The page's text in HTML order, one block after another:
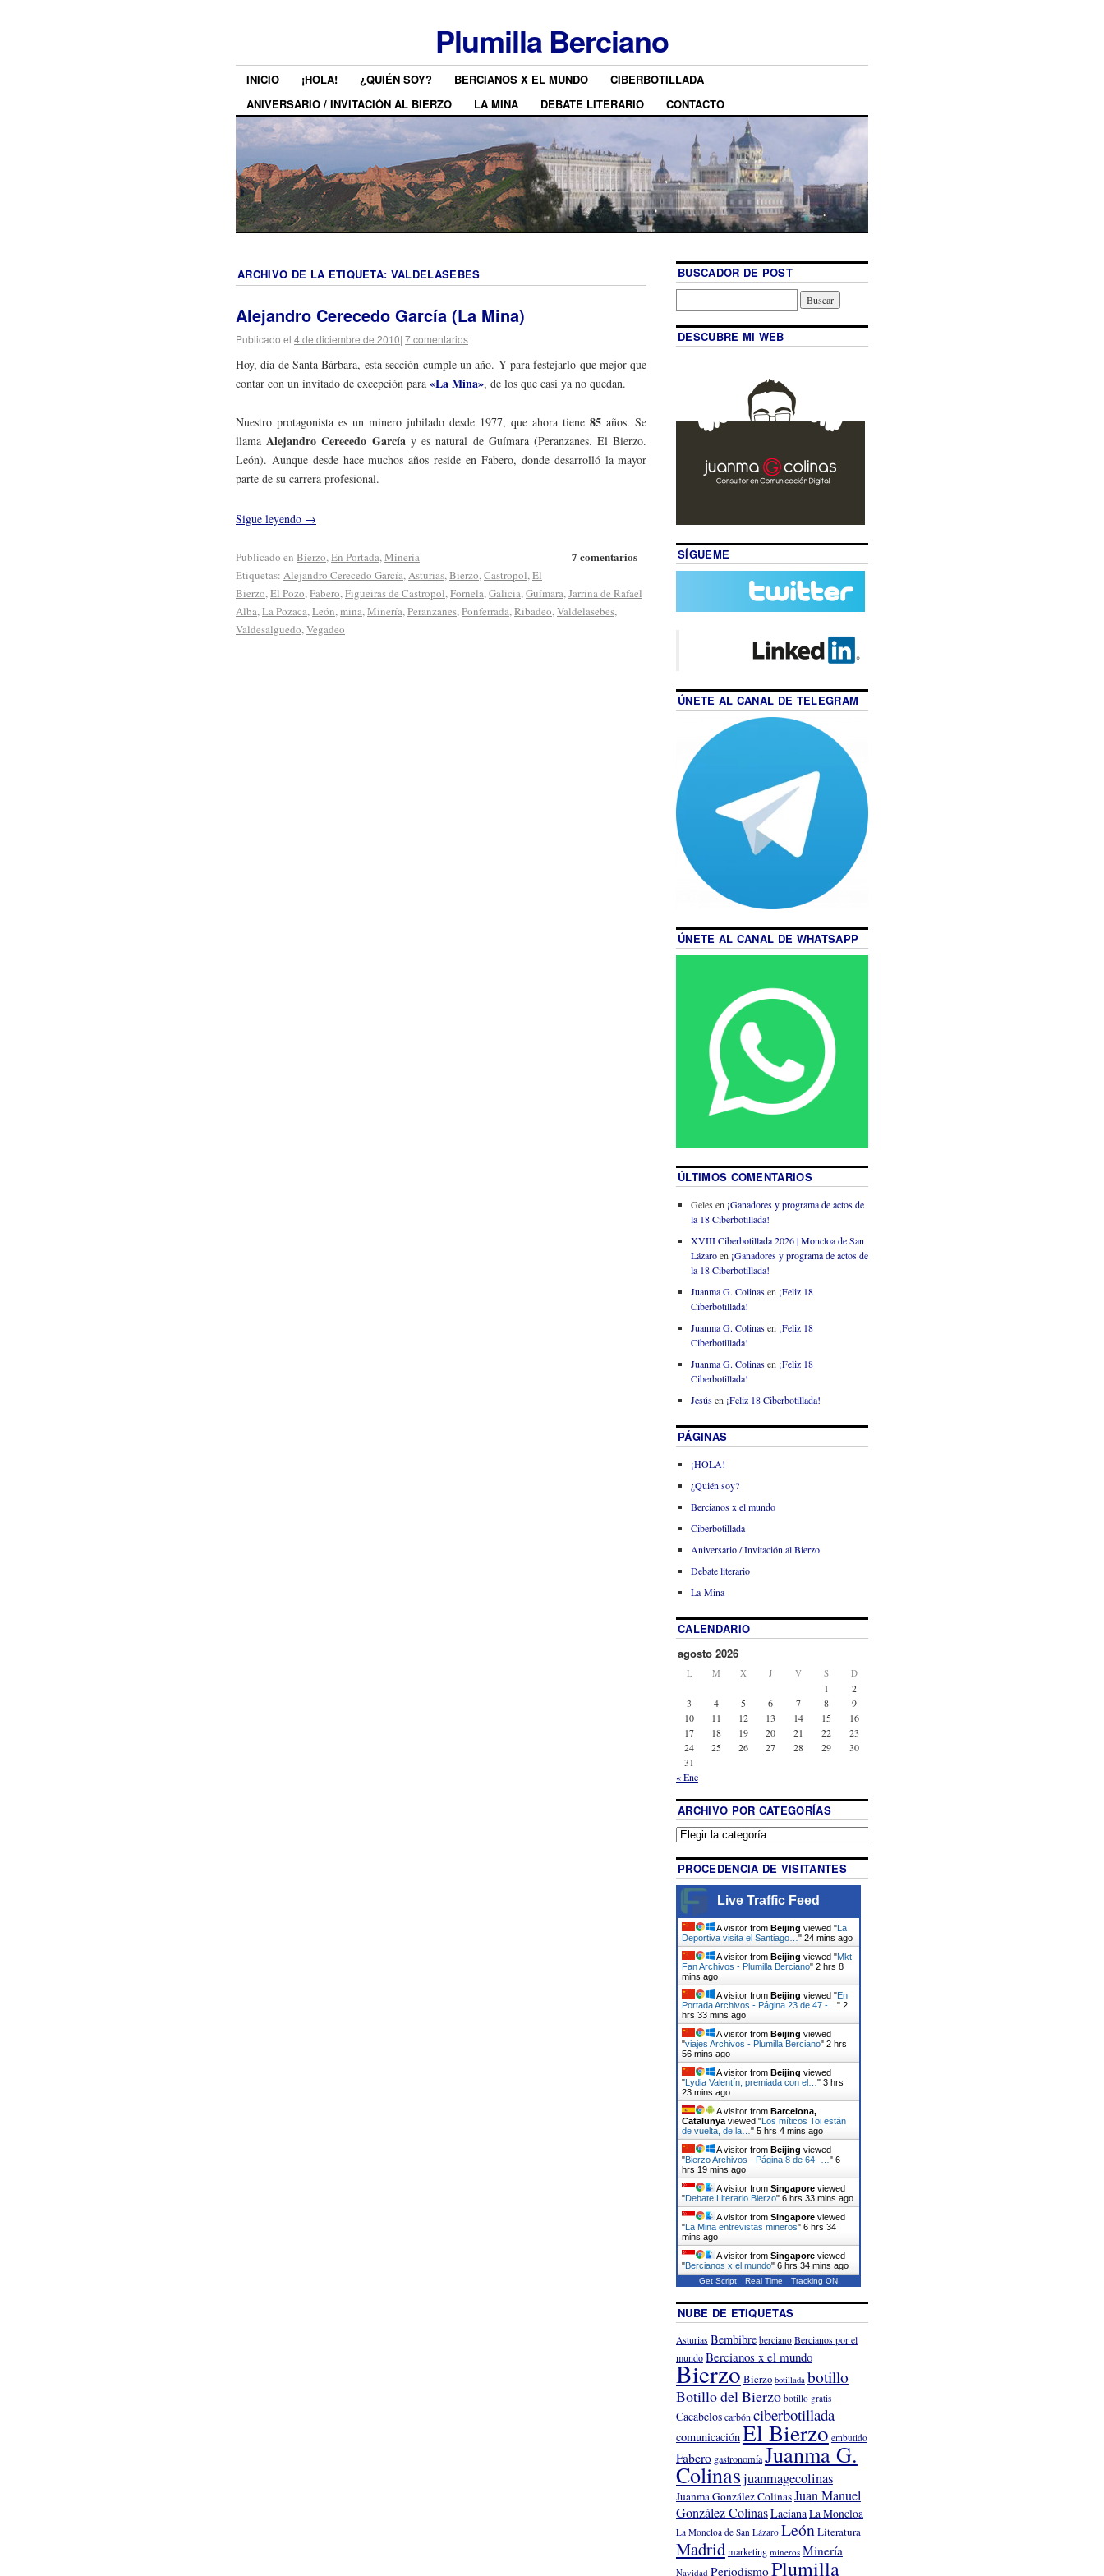
Plumilla Berciano
INICIO ¡HOLA! ¿QUIÉN SOY? BERCIANOS X EL MUNDO
CIBERBOTILLADA
ANIVERSARIO / INVITACIÓN AL BIERZO
LA MINA DEBATE LITERARIO CONTACTO
ARCHIVO DE LA ETIQUETA: VALDELASEBES
Alejandro Cerecedo García (La Mina)
Publicado el 4 de diciembre de 2010| 7 comentarios
Hoy, día de Santa Bárbara, esta sección cumple un año. Y para festejarlo que mejor que
contar con un invitado de excepción para «La Mina», de los que casi ya no quedan.
Nuestro protagonista es un minero jubilado desde 1977, que ahora tiene85 años. Se
llamaAlejandro Cerecedo Garcíay es natural de Guímara (Peranzanes. El Bierzo.
León). Aunque desde hace muchos años reside en Fabero, donde desarrolló la mayor
parte de su carrera profesional.
Sigue leyendo →
7 comentarios
Publicado en Bierzo,En Portada,Minería
Etiquetas: Alejandro Cerecedo García,Asturias,Bierzo,Castropol,El
Bierzo,El Pozo,Fabero,Figueiras de Castropol,Fornela,Galicia,Guímara,Jarrina de Rafael
Alba,La Pozaca,León,mina,Minería,Peranzanes,Ponferrada,Ribadeo,Valdelasebes,
Valdesalguedo,Vegadeo
BUSCADOR DE POST
DESCUBRE MI WEB
SÍGUEME
ÚNETE AL CANAL DE TELEGRAM
ÚNETE AL CANAL DE WHATSAPP
ÚLTIMOS COMENTARIOS
Geles en ¡Ganadores y programa de actos de
la 18 Ciberbotillada!
XVIII Ciberbotillada 2026 | Moncloa de San
Lázaroen ¡Ganadores y programa de actos de
la 18 Ciberbotillada!
Juanma G. Colinasen ¡Feliz 18
Ciberbotillada!
Juanma G. Colinasen ¡Feliz 18
Ciberbotillada!
Juanma G. Colinasen ¡Feliz 18
Ciberbotillada!
Jesúsen ¡Feliz 18 Ciberbotillada!
PÁGINAS
¡HOLA!
¿Quién soy?
Bercianos x el mundo
Ciberbotillada
Aniversario / Invitación al Bierzo
Debate literario
La Mina
CALENDARIO
agosto 2026
L M X J V S D
1
2
3
4 5 6 7 8
9
10
11 12 13 14 15
16
17
18 19 20 21 22
23
24
25 26 27 28 29
30
31
« Ene
ARCHIVO POR CATEGORÍAS
PROCEDENCIA DE VISITANTES
Live Traffic Feed
A visitor from Beijing viewed "La
Deportiva visita el Santiago… " 24 mins ago
A visitor from Beijing viewed "Mkt
Fan Archivos - Plumilla Berciano" 2 hrs 8
mins ago
A visitor from Beijing viewed "En
Portada Archivos - Página 23 de 47 -… " 2
hrs 33 mins ago
A visitor from Beijing viewed
"viajes Archivos - Plumilla Berciano" 2 hrs
56 mins ago
A visitor from Beijing viewed
"Lydia Valentín, premiada con el… " 3 hrs
23 mins ago
A visitor from Barcelona,
Catalunyaviewed "Los míticos Toi están
de vuelta, de la… " 5 hrs 4 mins ago
A visitor from Beijing viewed
"Bierzo Archivos - Página 8 de 64 -… " 6
hrs 19 mins ago
A visitor from Singaporeviewed
"Debate Literario Bierzo" 6 hrs 33 mins ago
A visitor from Singaporeviewed
"La Mina entrevistas mineros" 6 hrs 34
mins ago
A visitor from Singaporeviewed
"Bercianos x el mundo" 6 hrs 34 mins ago
Get Script Real Time Tracking ON
NUBE DE ETIQUETAS
Asturias Bembibre berciano Bercianos por el
mundoBercianos x el mundo
BierzoBierzo botillada botillo
Botillo del Bierzo botillo gratis
Cacabeloscarbón ciberbotillada
comunicaciónEl Bierzo embutido
Fabero gastronomíaJuanma G.
Colinasjuanmagecolinas
Juanma González ColinasJuan Manuel
González ColinasLacianaLa Moncloa
La Moncloa de San Lázaro LeónLiteratura
Madridmarketing mineros Minería
Navidad PeriodismoPlumilla